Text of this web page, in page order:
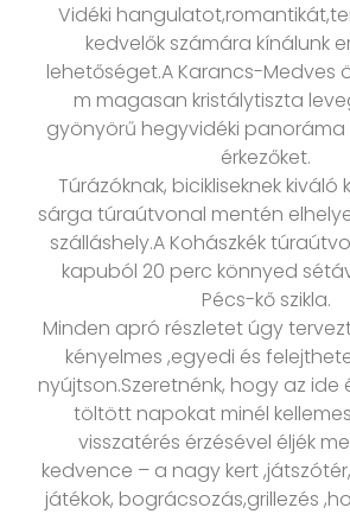
Vidéki
kedvelők számára kínálunk
lehetőséget.A Karancs-Medves
m magasan kristálytiszta
gyönyörű hegyvidéki
érkezőket.
Túrázóknak, bicikliseknek
sárga túraútvonal mentén
szálláshely.A Kohászkék
kapuból 20 perc könnyed
Pécs-kő szikla.
Minden apró részletet úgy
kényelmes ,egyedi és
nyújtson.Szeretnénk, hogy az ide
töltött napokat minél
visszatérés érzésével éljék
kedvence – a nagy kert
játékok, bográcsozás,grillezés